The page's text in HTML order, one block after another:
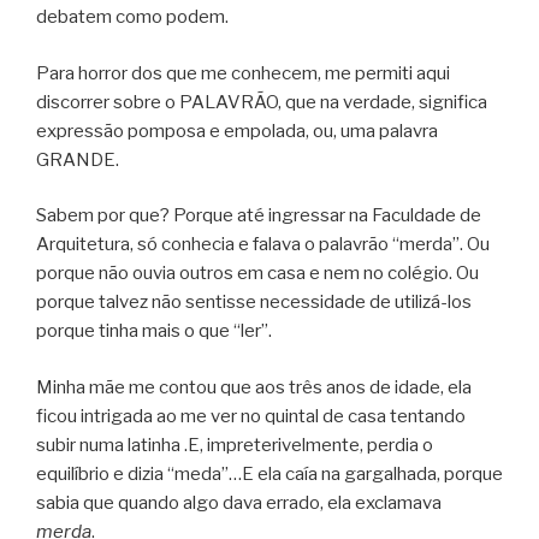
debatem como podem.
Para horror dos que me conhecem, me permiti aqui
discorrer sobre o PALAVRÃO, que na verdade, significa
expressão pomposa e empolada, ou, uma palavra
GRANDE.
Sabem por que? Porque até ingressar na Faculdade de
Arquitetura, só conhecia e falava o palavrão “merda”. Ou
porque não ouvia outros em casa e nem no colégio. Ou
porque talvez não sentisse necessidade de utilizá-los
porque tinha mais o que “ler”.
Minha mãe me contou que aos três anos de idade, ela
ficou intrigada ao me ver no quintal de casa tentando
subir numa latinha .E, impreterivelmente, perdia o
equilíbrio e dizia “meda”…E ela caía na gargalhada, porque
sabia que quando algo dava errado, ela exclamava
merda.